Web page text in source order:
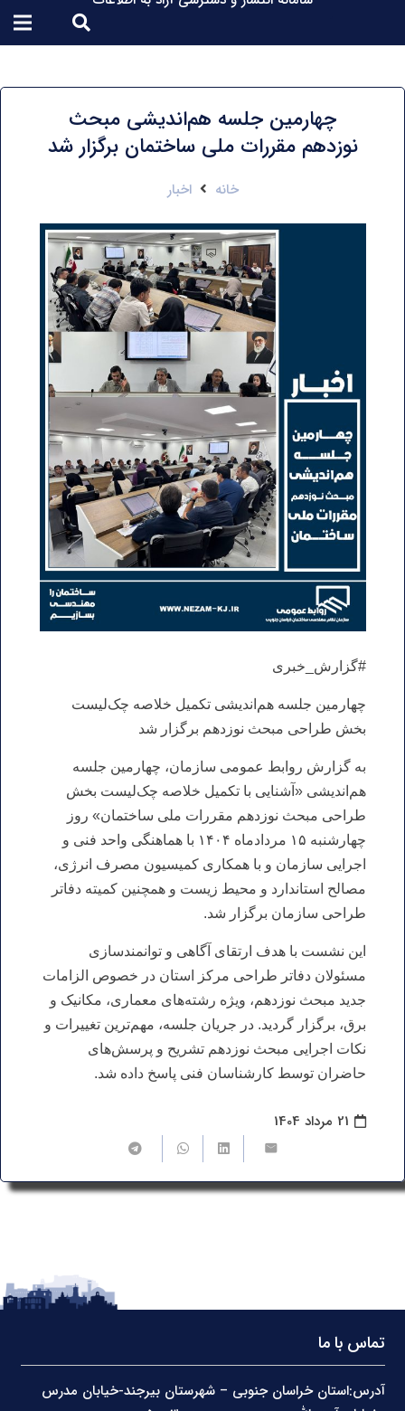
چهارمین جلسه هم‌اندیشی مبحث
نوزدهم مقررات ملی ساختمان برگزار شد
خانه اخبار
#گزارش_خبری
چهارمین جلسه هم‌اندیشی تکمیل خلاصه چک‌لیست
بخش طراحی مبحث نوزدهم برگزار شد
به گزارش روابط عمومی سازمان، چهارمین جلسه
هم‌اندیشی «آشنایی با تکمیل خلاصه چک‌لیست بخش
طراحی مبحث نوزدهم مقررات ملی ساختمان» روز
چهارشنبه ۱۵ مردادماه ۱۴۰۴ با هماهنگی واحد فنی و
اجرایی سازمان و با همکاری کمیسیون مصرف انرژی،
مصالح استاندارد و محیط زیست و همچنین کمیته دفاتر
طراحی سازمان برگزار شد.
این نشست با هدف ارتقای آگاهی و توانمندسازی
مسئولان دفاتر طراحی مرکز استان در خصوص الزامات
جدید مبحث نوزدهم، ویژه رشته‌های معماری، مکانیک و
برق، برگزار گردید. در جریان جلسه، مهم‌ترین تغییرات و
نکات اجرایی مبحث نوزدهم تشریح و پرسش‌های
حاضران توسط کارشناسان فنی پاسخ داده شد.
21 مرداد 1404
تماس با ما
آدرس:استان خراسان جنوبی – شهرستان بیرجند-خیابان مدرس